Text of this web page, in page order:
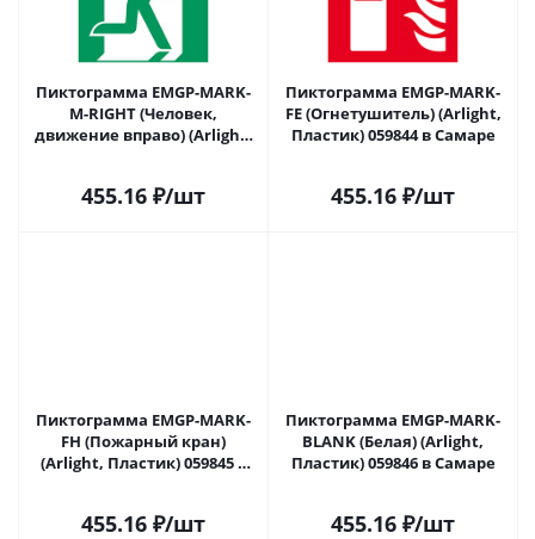
Пиктограмма EMGP-MARK-
M-RIGHT (Человек,
движение вправо) (Arlight,
455.16 ₽/шт
Пиктограмма EMGP-MARK-
FE (Огнетушитель) (Arlight,
Пластик) 059844 в Самаре
455.16 ₽/шт
Пиктограмма EMGP-MARK-
FH (Пожарный кран)
(Arlight, Пластик) 059845 в
455.16 ₽/шт
Пиктограмма EMGP-MARK-
BLANK (Белая) (Arlight,
Пластик) 059846 в Самаре
455.16 ₽/шт